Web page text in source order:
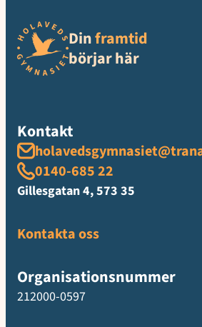
Dinframtid
börjar här
Kontakt
0140-685 22
Gillesgatan 4, 573 35
Kontakta oss
Organisationsnummer
212000-0597